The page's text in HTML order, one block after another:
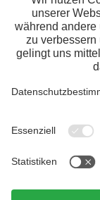
MwSt.-Nr. IT